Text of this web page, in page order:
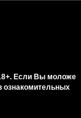
Если Вы моложе
ознакомительных